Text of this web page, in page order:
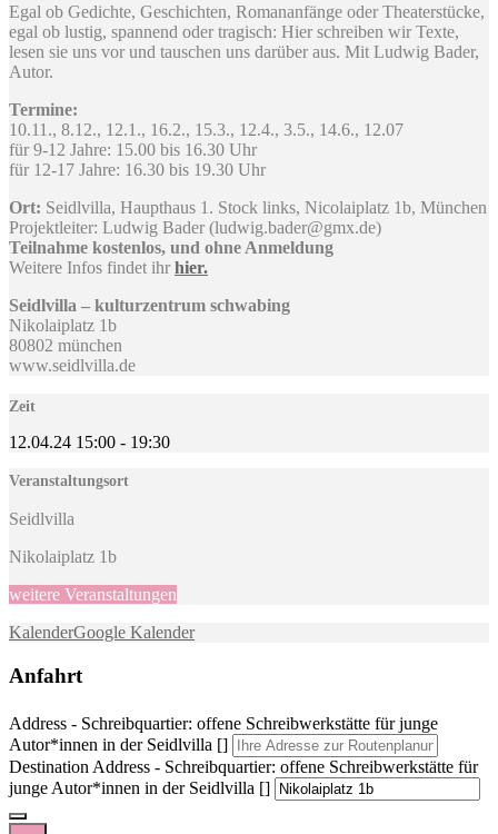
Egal ob Gedichte, Geschichten, Romananfänge oder Theaterstücke,
egal ob lustig, spannend oder tragisch: Hier schreiben wir Texte,
lesen sie uns vor und tauschen uns darüber aus. Mit Ludwig Bader,
Autor.
Termine:
10.11., 8.12., 12.1., 16.2., 15.3., 12.4., 3.5., 14.6., 12.07
für 9-12 Jahre: 15.00 bis 16.30 Uhr
für 12-17 Jahre: 16.30 bis 19.30 Uhr
Ort: Seidlvilla, Haupthaus 1. Stock links, Nicolaiplatz 1b, München
Projektleiter: Ludwig Bader (ludwig.bader@gmx.de)
Teilnahme kostenlos, und ohne Anmeldung
Weitere Infos findet ihr hier.
Seidlvilla – kulturzentrum schwabing
Nikolaiplatz 1b
80802 münchen
www.seidlvilla.de
Zeit
12.04.24 15:00 - 19:30
Veranstaltungsort
Seidlvilla
Nikolaiplatz 1b
weitere Veranstaltungen
KalenderGoogle Kalender
Anfahrt
Address - Schreibquartier: offene Schreibwerkstätte für junge
Autor*innen in der Seidlvilla []
Destination Address - Schreibquartier: offene Schreibwerkstätte für
junge Autor*innen in der Seidlvilla []